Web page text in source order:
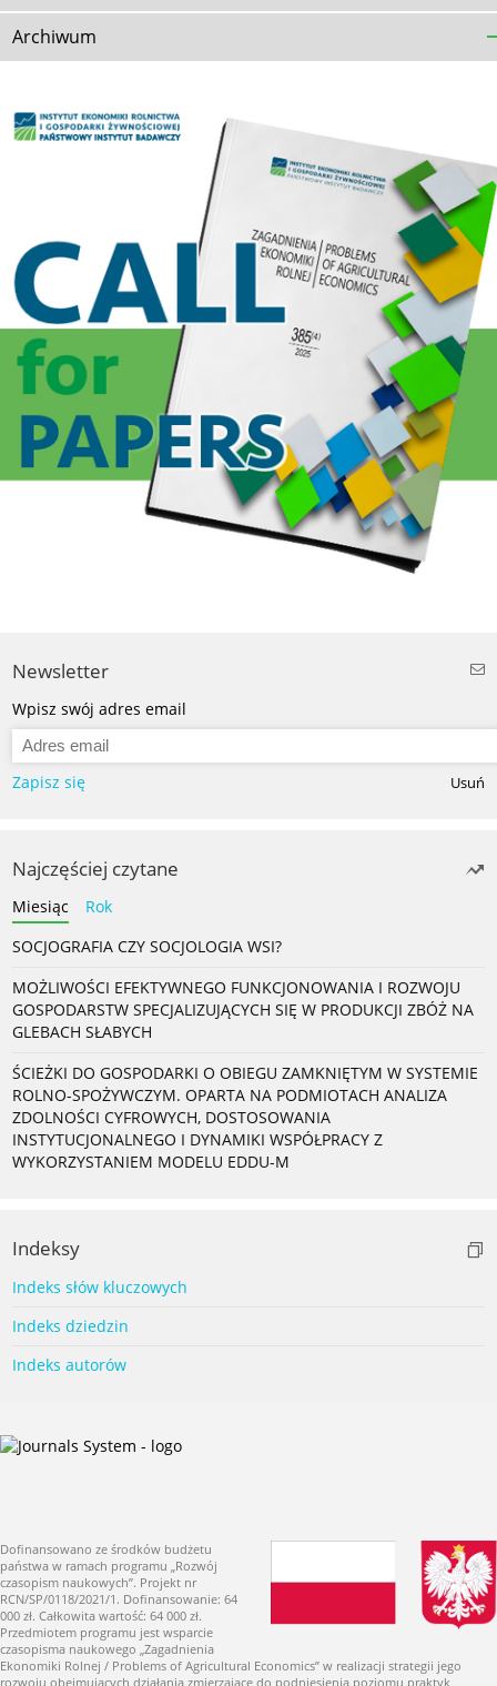
Archiwum
Newsletter
Wpisz swój adres email
Zapisz się Usuń
Najczęściej czytane
Miesiąc
Rok
SOCJOGRAFIA CZY SOCJOLOGIA WSI?
MOŻLIWOŚCI EFEKTYWNEGO FUNKCJONOWANIA I ROZWOJU
GOSPODARSTW SPECJALIZUJĄCYCH SIĘ W PRODUKCJI ZBÓŻ NA
GLEBACH SŁABYCH
ŚCIEŻKI DO GOSPODARKI O OBIEGU ZAMKNIĘTYM W SYSTEMIE
ROLNO-SPOŻYWCZYM. OPARTA NA PODMIOTACH ANALIZA
ZDOLNOŚCI CYFROWYCH, DOSTOSOWANIA
INSTYTUCJONALNEGO I DYNAMIKI WSPÓŁPRACY Z
WYKORZYSTANIEM MODELU EDDU-M
Indeksy
Indeks słów kluczowych
Indeks dziedzin
Indeks autorów
Dofinansowano ze środków budżetu
państwa w ramach programu „Rozwój
czasopism naukowych”. Projekt nr
RCN/SP/0118/2021/1. Dofinansowanie: 64
000 zł. Całkowita wartość: 64 000 zł.
Przedmiotem programu jest wsparcie
czasopisma naukowego „Zagadnienia
Ekonomiki Rolnej / Problems of Agricultural Economics” w realizacji strategii jego
rozwoju obejmujących działania zmierzające do podniesienia poziomu praktyk